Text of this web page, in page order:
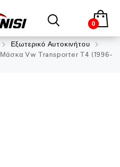
0
Εξωτερικό Αυτοκινήτου
Μάσκα Vw Transporter T4 (1996-